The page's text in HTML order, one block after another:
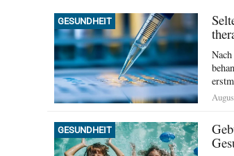
GESUNDHEIT
GESUNDHEIT